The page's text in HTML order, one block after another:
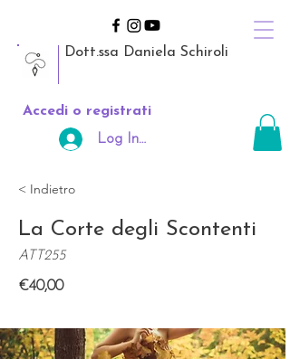
Dott.ssa Daniela Schiroli
Accedi o registrati
Log In Area Riservata
< Indietro
La Corte degli Scontenti
ATT255
€40,00